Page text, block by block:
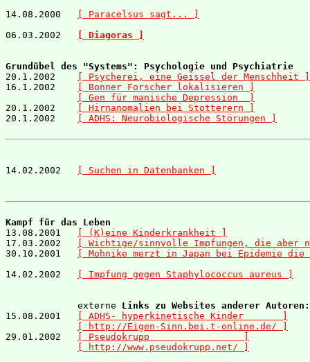
14.08.2000
[ Paracelsus sagt... ]
06.03.2002
[ Diagoras ]
Grundübel des "Systems": Psychologie und Psychiatrie
20.1.2002
[ Psycherei, eine Geissel der Menschheit ]
16.1.2002
[ Bonner Forscher lokalisieren ]
[ Gen für manische Depression  ]
20.1.2002
[ Hirnanomalien bei Stotterern ]
20.1.2002
[ ADHS: Neurobiologische Störungen ]
14.02.2002 [ Suchen in Datenbanken ]
Kampf für das Leben
13.08.2001
[ (K)eine Kinderkrankheit ]
17.03.2002
[ Wichtige/sinnvolle Impfungen, die
30.10.2001
[ Mohnike merzt in Japan bei Epidemie
14.02.2002
[ Impfung gegen Staphylococcus aureus ]
             externe
Links zu Websites anderer Autoren:
15.08.2001
[ ADHS- hyperkinetische Kinder       ]
[ http://Eigen-Sinn.bei.t-online.de/ ]
29.01.2002
[ Pseudokrupp                 ]
[ http://www.pseudokrupp.net/ ]